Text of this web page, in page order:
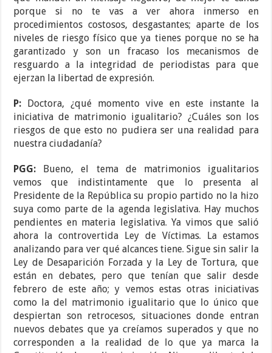
porque si no te vas a ver ahora inmerso en
procedimientos costosos, desgastantes; aparte de los
niveles de riesgo físico que ya tienes porque no se ha
garantizado y son un fracaso los mecanismos de
resguardo a la integridad de periodistas para que
ejerzan la libertad de expresión.
P:
Doctora, ¿qué momento vive en este instante la
iniciativa de matrimonio igualitario? ¿Cuáles son los
riesgos de que esto no pudiera ser una realidad para
nuestra ciudadanía?
PGG:
Bueno, el tema de matrimonios igualitarios
vemos que indistintamente que lo presenta al
Presidente de la República su propio partido no la hizo
suya como parte de la agenda legislativa. Hay muchos
pendientes en materia legislativa. Ya vimos que salió
ahora la controvertida Ley de Víctimas. La estamos
analizando para ver qué alcances tiene. Sigue sin salir la
Ley de Desaparición Forzada y la Ley de Tortura, que
están en debates, pero que tenían que salir desde
febrero de este año; y vemos estas otras iniciativas
como la del matrimonio igualitario que lo único que
despiertan son retrocesos, situaciones donde entran
nuevos debates que ya creíamos superados y que no
corresponden a la realidad de lo que ya marca la